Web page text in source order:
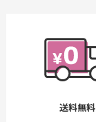
送料無料